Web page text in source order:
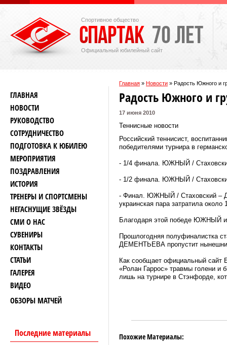
Спортивное общество
Официальный юбилейный сайт
Главная » Новости » Радость Южного и
ГЛАВНАЯ
НОВОСТИ
РУКОВОДСТВО
СОТРУДНИЧЕСТВО
ПОДГОТОВКА К ЮБИЛЕЮ
МЕРОПРИЯТИЯ
ПОЗДРАВЛЕНИЯ
ИСТОРИЯ
ТРЕНЕРЫ И СПОРТСМЕНЫ
НЕГАСНУЩИЕ ЗВЁЗДЫ
СМИ О НАС
СУВЕНИРЫ
КОНТАКТЫ
СТАТЬИ
ГАЛЕРЕЯ
ВИДЕО
ОБЗОРЫ МАТЧЕЙ
Последние материалы
Радость Южного и
17 июня 2010
Теннисные новости
Российский теннисист,
победителями турнира в
- 1/4 финала. ЮЖНЫЙ /
- 1/2 финала. ЮЖНЫЙ /
- Финал. ЮЖНЫЙ / Стаховский –
украинская пара затратила около
Благодаря этой победе ЮЖНЫЙ и
Прошлогодняя полуфиналистка
ДЕМЕНТЬЕВА пропустит
Как сообщает официальный
«Ролан Гаррос» травмы голени и
лишь на турнире в Стэнфорде,
Похожие Материалы: